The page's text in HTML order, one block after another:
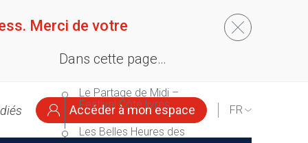
Merci de votre
Accéder à mon espace
SELECT
LANGUAGE
Dans cette page…
Le Partage de Midi –
Festival Côté livres
Les Belles Heures des